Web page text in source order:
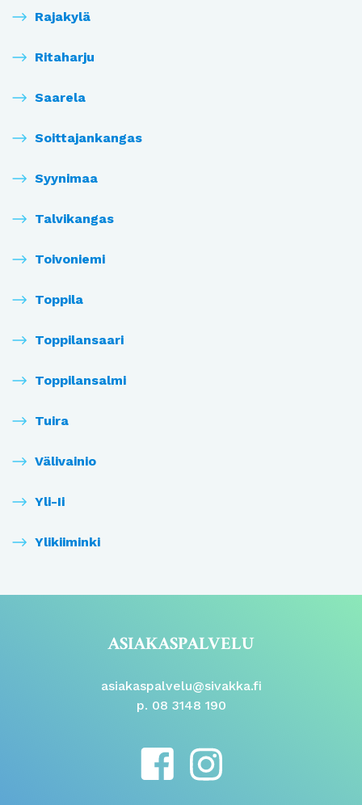
Rajakylä
Ritaharju
Saarela
Soittajankangas
Syynimaa
Talvikangas
Toivoniemi
Toppila
Toppilansaari
Toppilansalmi
Tuira
Välivainio
Yli-Ii
Ylikiiminki
ASIAKASPALVELU
asiakaspalvelu@sivakka.fi
p. 08 3148 190